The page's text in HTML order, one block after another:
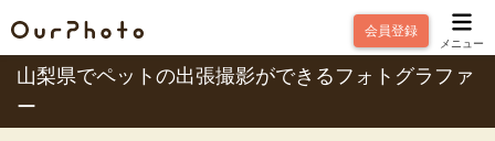
会員登録
メニュー
山梨県でペットの出張撮影ができるフォトグラファ
ー